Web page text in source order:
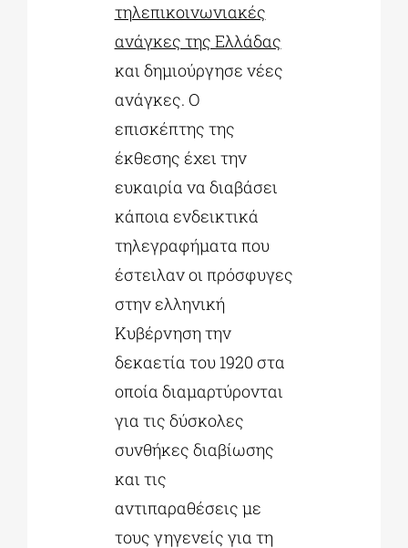
τηλεπικοινωνιακές
ανάγκες της Ελλάδας
και δημιούργησε νέες
ανάγκες. Ο
επισκέπτης της
έκθεσης έχει την
ευκαιρία να διαβάσει
κάποια ενδεικτικά
τηλεγραφήματα που
έστειλαν οι πρόσφυγες
στην ελληνική
Κυβέρνηση την
δεκαετία του 1920 στα
οποία διαμαρτύρονται
για τις δύσκολες
συνθήκες διαβίωσης
και τις
αντιπαραθέσεις με
τους γηγενείς για τη